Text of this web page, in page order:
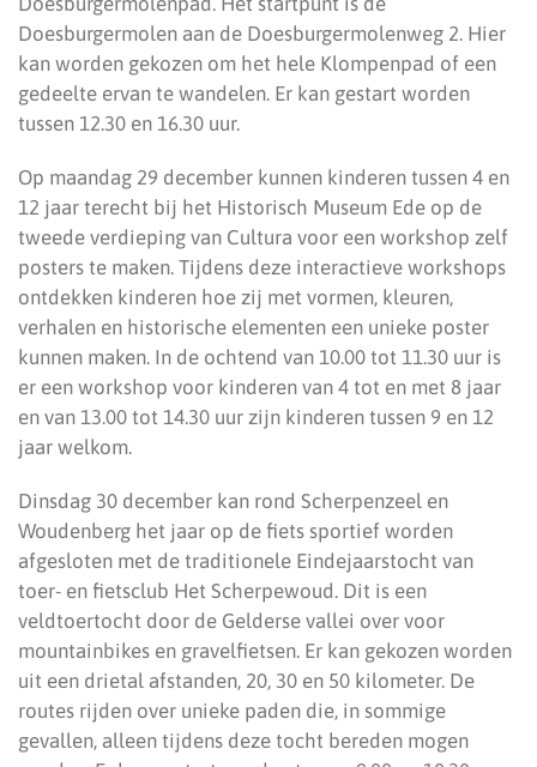
Doesburgermolen aan de Doesburgermolenweg 2. Hier
kan worden gekozen om het hele Klompenpad of een
gedeelte ervan te wandelen. Er kan gestart worden
tussen 12.30 en 16.30 uur.
Op maandag 29 december kunnen kinderen tussen 4 en
12 jaar terecht bij het Historisch Museum Ede op de
tweede verdieping van Cultura voor een workshop zelf
posters te maken. Tijdens deze interactieve workshops
ontdekken kinderen hoe zij met vormen, kleuren,
verhalen en historische elementen een unieke poster
kunnen maken. In de ochtend van 10.00 tot 11.30 uur is
er een workshop voor kinderen van 4 tot en met 8 jaar
en van 13.00 tot 14.30 uur zijn kinderen tussen 9 en 12
jaar welkom.
Dinsdag 30 december kan rond Scherpenzeel en
Woudenberg het jaar op de fiets sportief worden
afgesloten met de traditionele Eindejaarstocht van
toer- en fietsclub Het Scherpewoud. Dit is een
veldtoertocht door de Gelderse vallei over voor
mountainbikes en gravelfietsen. Er kan gekozen worden
uit een drietal afstanden, 20, 30 en 50 kilometer. De
routes rijden over unieke paden die, in sommige
gevallen, alleen tijdens deze tocht bereden mogen